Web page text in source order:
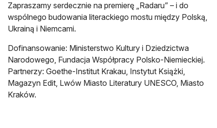
Zapraszamy serdecznie na premierę „Radaru” – i do
wspólnego budowania literackiego mostu między Polską,
Ukrainą i Niemcami.
Dofinansowanie: Ministerstwo Kultury i Dziedzictwa
Narodowego, Fundacja Współpracy Polsko-Niemieckiej.
Partnerzy: Goethe-Institut Krakau, Instytut Książki,
Magazyn Edit, Lwów Miasto Literatury UNESCO, Miasto
Kraków.